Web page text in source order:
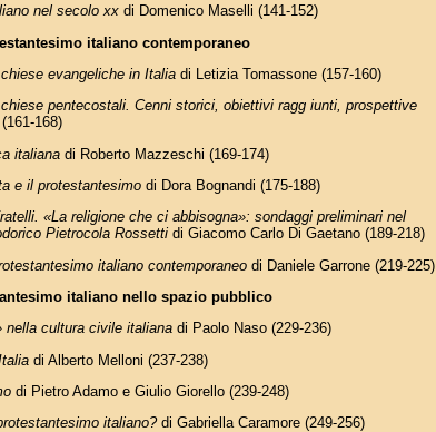
nel secolo xx di Domenico Maselli (141-152)
italiano contemporaneo
evangeliche in Italia di Letizia Tomassone (157-160)
pentecostali. Cenni storici, obiettivi ragg iunti, prospettive
168)
italiana di Roberto Mazzeschi (169-174)
e il protestantesimo di Dora Bognandi (175-188)
«La religione che ci abbisogna»: sondaggi preliminari nel
Pietrocola Rossetti di Giacomo Carlo Di Gaetano (189-218)
italiano contemporaneo di Daniele Garrone (219-225)
italiano nello spazio pubblico
nella cultura civile italiana di Paolo Naso (229-236)
di Alberto Melloni (237-238)
di Pietro Adamo e Giulio Giorello (239-248)
italiano?di Gabriella Caramore (249-256)